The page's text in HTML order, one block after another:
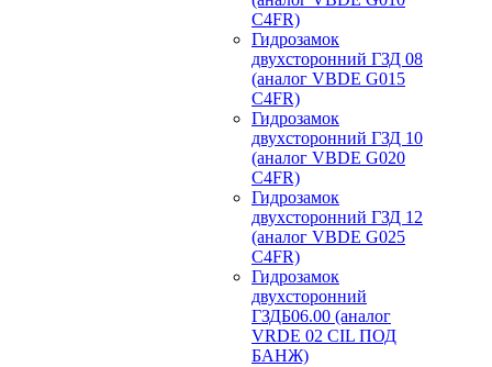
C4FR)
Гидрозамок
двухсторонний ГЗД 08
(аналог VBDE G015
C4FR)
Гидрозамок
двухсторонний ГЗД 10
(аналог VBDE G020
C4FR)
Гидрозамок
двухсторонний ГЗД 12
(аналог VBDE G025
C4FR)
Гидрозамок
двухсторонний
ГЗДБ06.00 (аналог
VRDE 02 CIL ПОД
БАНЖ)